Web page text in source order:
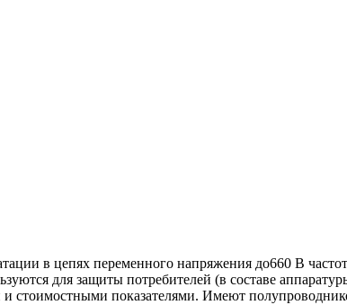
в цепях переменного напряжения до660 В
для защиты потребителей (в составе
показателями. Имеют